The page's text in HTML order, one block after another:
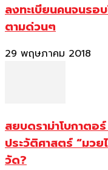
ลงทะเบียนคนจนรอ
ตามด่วนๆ
29 พฤษภาคม 2018
สยบดราม่าโบกาตอ
ประวัติศาสตร์ “มว
วัด?